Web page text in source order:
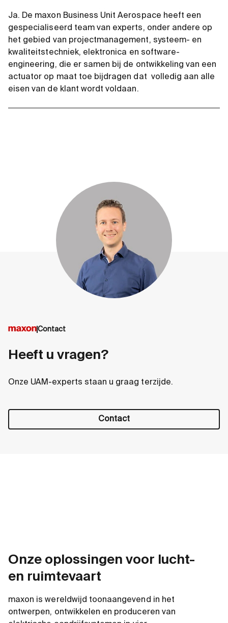
Ja. De maxon Business Unit Aerospace heeft een
gespecialiseerd team van experts, onder andere op
het gebied van projectmanagement, systeem- en
kwaliteitstechniek, elektronica en software-
engineering, die er samen bij de ontwikkeling van een
actuator op maat toe bijdragen dat volledig aan alle
eisen van de klant wordt voldaan.
Contact
Heeft u vragen?
Onze UAM-experts staan u graag terzijde.
Contact
Onze oplossingen voor lucht-
en ruimtevaart
maxon is wereldwijd toonaangevend in het
ontwerpen, ontwikkelen en produceren van